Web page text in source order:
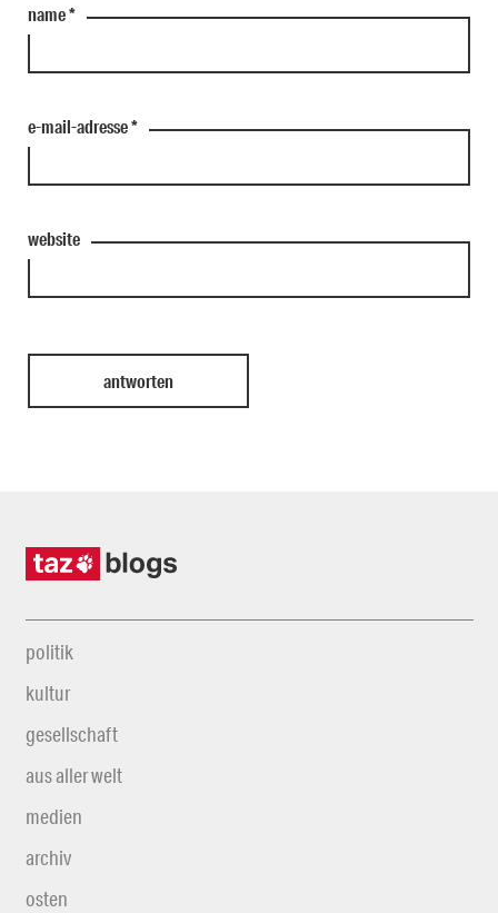
name*
e-mail-adresse*
website
politik
kultur
gesellschaft
aus aller welt
medien
archiv
osten